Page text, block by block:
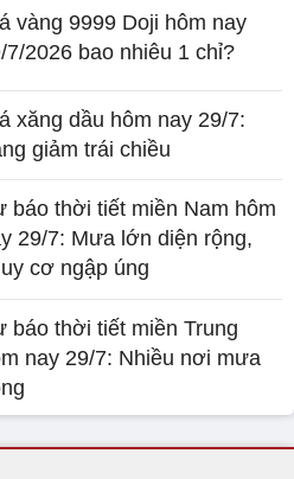
vàng 9999 Doji hôm nay
7/2026 bao nhiêu 1 chỉ?
xăng dầu hôm nay 29/7:
giảm trái chiều
báo thời tiết miền Nam hôm
29/7: Mưa lớn diện rộng,
cơ ngập úng
báo thời tiết miền Trung
nay 29/7: Nhiều nơi mưa